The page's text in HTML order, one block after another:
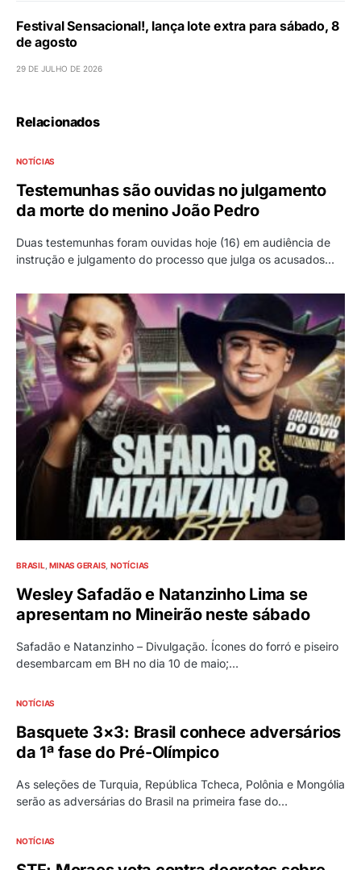
Festival Sensacional!, lança lote extra para sábado, 8
de agosto
29 DE JULHO DE 2026
Relacionados
NOTÍCIAS
Testemunhas são ouvidas no julgamento
da morte do menino João Pedro
Duas testemunhas foram ouvidas hoje (16) em audiência de
instrução e julgamento do processo que julga os acusados…
BRASIL MINAS GERAIS NOTÍCIAS
Wesley Safadão e Natanzinho Lima se
apresentam no Mineirão neste sábado
Safadão e Natanzinho – Divulgação. Ícones do forró e piseiro
desembarcam em BH no dia 10 de maio;…
NOTÍCIAS
Basquete 3×3: Brasil conhece adversários
da 1ª fase do Pré-Olímpico
As seleções de Turquia, República Tcheca, Polônia e Mongólia
serão as adversárias do Brasil na primeira fase do…
NOTÍCIAS